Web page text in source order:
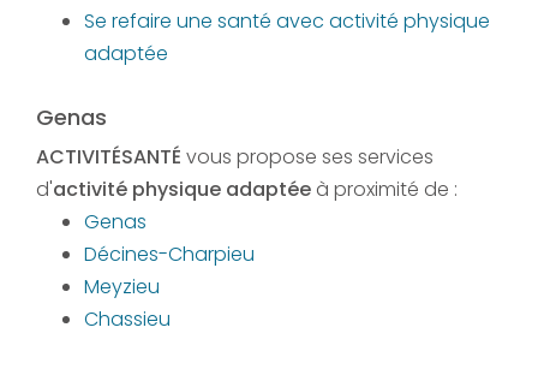
Se refaire une santé avec activité physique
adaptée
Genas
ACTIVITÉSANTÉ vous propose ses services
d'activité physique adaptée à proximité de :
Genas
Décines-Charpieu
Meyzieu
Chassieu